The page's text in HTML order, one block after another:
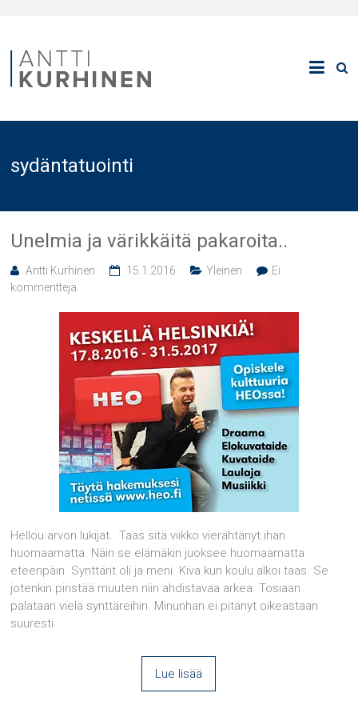
sydäntatuointi
Unelmia ja värikkäitä pakaroita..
Antti Kurhinen 15.1.2016 Yleinen
Ei
kommentteja
Hellou arvon lukijat. Taas sitä viikko vierähtänyt ihan
huomaamatta. Näin se elämäkin juoksee huomaamatta
eteenpäin. Synttärit oli ja meni. Kiva kun koulu alkoi taas. Se
jotenkin piristää muuten niin ahdistavaa arkea. Tosiaan
palataan vielä synttäreihin. Minunhan ei pitänyt oikeastaan
suuresti
Lue lisää